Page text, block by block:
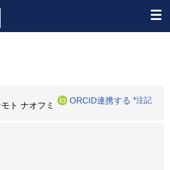
ト ナオフミ
ORCID連携する *注記